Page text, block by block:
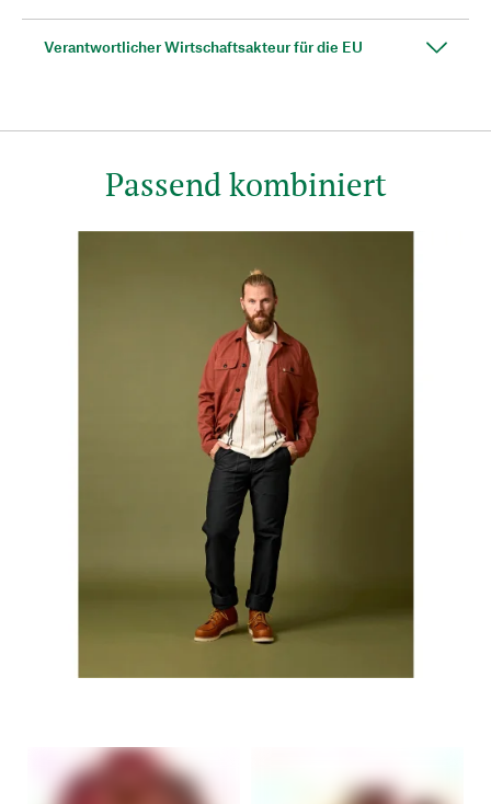
Verantwortlicher Wirtschaftsakteur für die EU
Passend kombiniert